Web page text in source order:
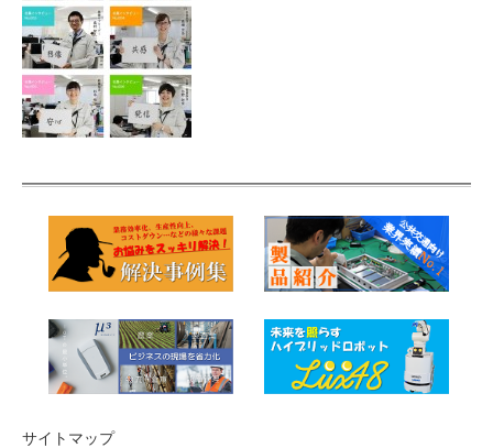
サイトマップ